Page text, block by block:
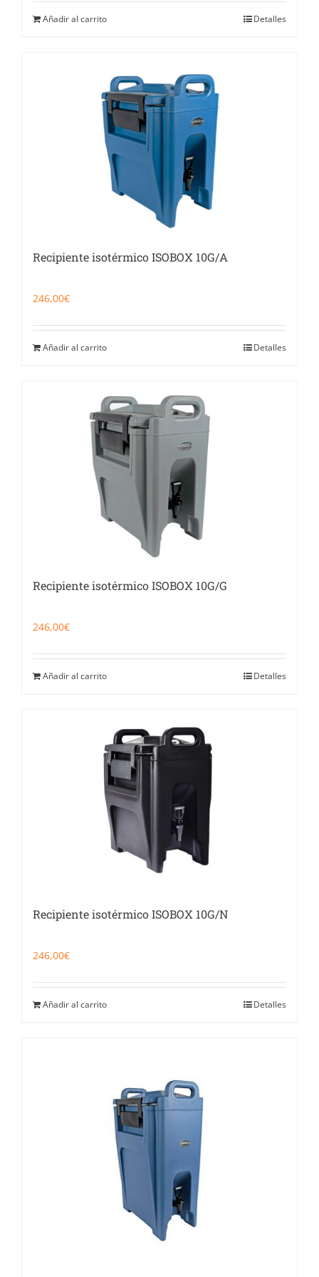
era:
270,00€.
es:
Añadir al carrito Detalles
Recipiente isotérmico ISOBOX 10G/A
246,00€
Añadir al carrito Detalles
Recipiente isotérmico ISOBOX 10G/G
246,00€
Añadir al carrito Detalles
Recipiente isotérmico ISOBOX 10G/N
246,00€
Añadir al carrito Detalles